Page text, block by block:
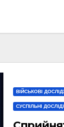
ВІЙСЬКОВІ
СУСПІЛЬНІ